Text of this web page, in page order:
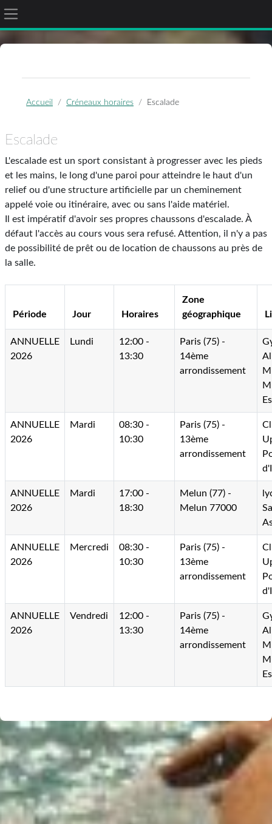
Passer au contenu principal
Panneau latéral
Accueil Créneaux horaires Escalade
Escalade
L'escalade est un sport consistant à progresser avec les pieds
et les mains, le long d'une paroi pour atteindre le haut d'un
relief ou d'une structure artificielle par un cheminement
appelé voie ou itinéraire, avec ou sans l'aide matériel.
Il est impératif d'avoir ses propres chaussons d'escalade. À
défaut l'accès au cours vous sera refusé. Attention, il n'y a pas
de possibilité de prêt ou de location de chaussons au près de
la salle.
Période Jour Horaires
Zone
géographique
ANNUELLE
2026
Lundi
12:00 -
13:30
Paris (75) -
14ème
arrondissement
ANNUELLE
2026
Mardi
08:30 -
10:30
Paris (75) -
13ème
arrondissement
ANNUELLE
2026
Mardi
17:00 -
18:30
Melun (77) -
Melun 77000
ANNUELLE
2026
Mercredi
08:30 -
10:30
Paris (75) -
13ème
arrondissement
ANNUELLE
2026
Vendredi
12:00 -
13:30
Paris (75) -
14ème
arrondissement